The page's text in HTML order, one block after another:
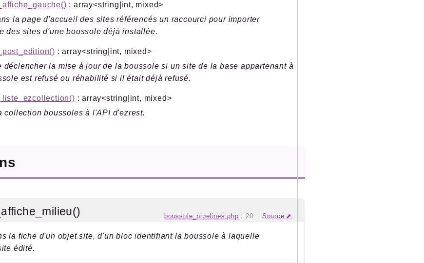
: array<string|int, mixed>
la page d'accueil des sites référencés un raccourci pour importer
des sites d'une boussole déjà installée.
: array<string|int, mixed>
déclencher la mise à jour de la boussole si un site de la base appartenant à
est refusé ou réhabilité si il était déjà refusé.
: array<string|int, mixed>
collection boussoles à l'API d'ezrest.
boussole_pipelines.php : 20 Source
la fiche d'un objet site, d'un bloc identifiant la boussole à laquelle
édité.